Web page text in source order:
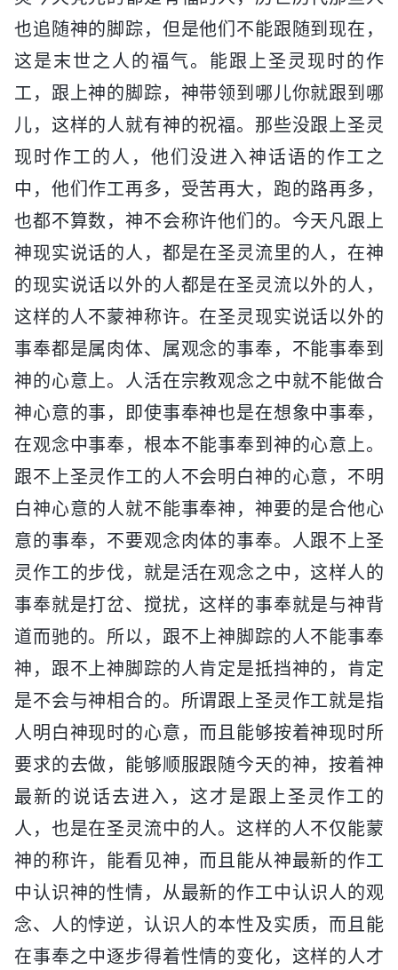
也追随神的脚踪，但是他们不能跟随到现在，
这是末世之人的福气。能跟上圣灵现时的作
工，跟上神的脚踪，神带领到哪儿你就跟到哪
儿，这样的人就有神的祝福。那些没跟上圣灵
现时作工的人，他们没进入神话语的作工之
中，他们作工再多，受苦再大，跑的路再多，
也都不算数，神不会称许他们的。今天凡跟上
神现实说话的人，都是在圣灵流里的人，在神
的现实说话以外的人都是在圣灵流以外的人，
这样的人不蒙神称许。在圣灵现实说话以外的
事奉都是属肉体、属观念的事奉，不能事奉到
神的心意上。人活在宗教观念之中就不能做合
神心意的事，即使事奉神也是在想象中事奉，
在观念中事奉，根本不能事奉到神的心意上。
跟不上圣灵作工的人不会明白神的心意，不明
白神心意的人就不能事奉神，神要的是合他心
意的事奉，不要观念肉体的事奉。人跟不上圣
灵作工的步伐，就是活在观念之中，这样人的
事奉就是打岔、搅扰，这样的事奉就是与神背
道而驰的。所以，跟不上神脚踪的人不能事奉
神，跟不上神脚踪的人肯定是抵挡神的，肯定
是不会与神相合的。所谓跟上圣灵作工就是指
人明白神现时的心意，而且能够按着神现时所
要求的去做，能够顺服跟随今天的神，按着神
最新的说话去进入，这才是跟上圣灵作工的
人，也是在圣灵流中的人。这样的人不仅能蒙
神的称许，能看见神，而且能从神最新的作工
中认识神的性情，从最新的作工中认识人的观
念、人的悖逆，认识人的本性及实质，而且能
在事奉之中逐步得着性情的变化，这样的人才